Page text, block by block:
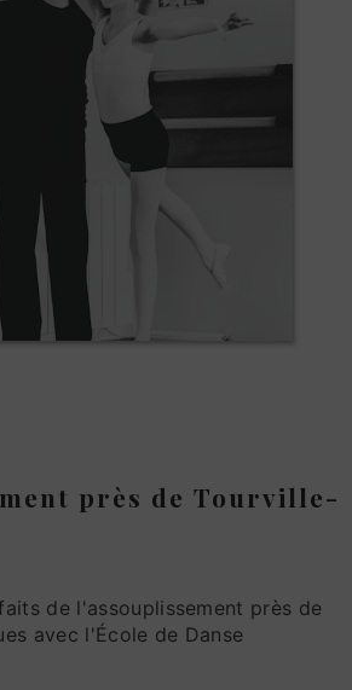
près de Tourville-
de l'assouplissement près de
avec l'École de Danse